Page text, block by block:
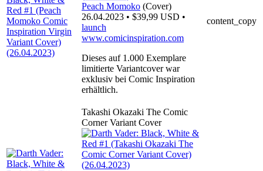
Peach Momoko (Cover)
26.04.2023 • $39,99 USD •
launch
www.comicinspiration.com
Dieses auf 1.000 Exemplare
limitierte Variantcover war
exklusiv bei Comic Inspiration
erhältlich.
content_copy
Takashi Okazaki The Comic
Corner Variant Cover